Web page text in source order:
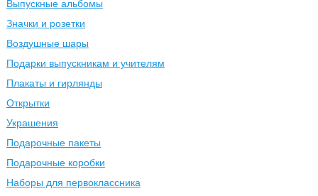
Выпускные альбомы
Значки и розетки
Воздушные шары
Подарки выпускникам и учителям
Плакаты и гирлянды
Открытки
Украшения
Подарочные пакеты
Подарочные коробки
Наборы для первоклассника